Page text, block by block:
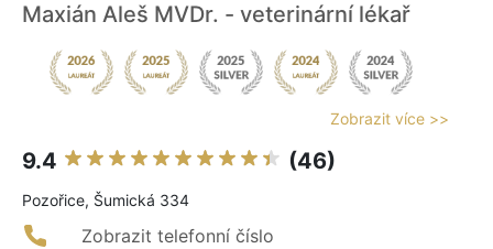
Maxián Aleš MVDr. - veterinární lékař
Zobrazit více >>
9.4 (46)
Pozořice, Šumická 334
Zobrazit telefonní číslo